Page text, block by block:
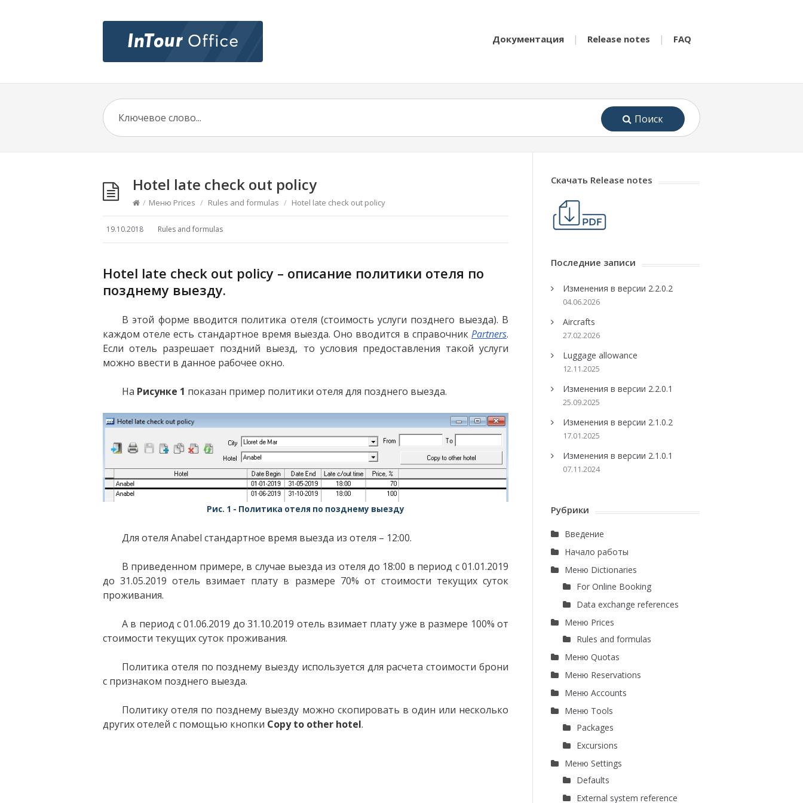
Документация Release notes FAQ
Поиск
Hotel late check out policy
/ Меню Prices / Rules and formulas / Hotel late check out policy
19.10.2018 Rules and formulas
Hotel late check out policy – описание политики отеля по
позднему выезду.
В этой форме вводится политика отеля (стоимость услуги позднего выезда). В
каждом отеле есть стандартное время выезда. Оно вводится в справочник Partners.
Если отель разрешает поздний выезд, то условия предоставления такой услуги
можно ввести в данное рабочее окно.
На Рисунке 1 показан пример политики отеля для позднего выезда.
Политика отеля по позднему выезду
Для отеля Anabel стандартное время выезда из отеля – 12:00.
В приведенном примере, в случае выезда из отеля до 18:00 в период с 01.01.2019
до 31.05.2019 отель взимает плату в размере 70% от стоимости текущих суток
проживания.
А в период с 01.06.2019 до 31.10.2019 отель взимает плату уже в размере 100% от
стоимости текущих суток проживания.
Политика отеля по позднему выезду используется для расчета стоимости брони
с признаком позднего выезда.
Политику отеля по позднему выезду можно скопировать в один или несколько
других отелей с помощью кнопки Copy to other hotel.
Скачать Release notes
Последние записи
Изменения в версии 2.2.0.2
04.06.2026
Aircrafts
27.02.2026
Luggage allowance
12.11.2025
Изменения в версии 2.2.0.1
25.09.2025
Изменения в версии 2.1.0.2
17.01.2025
Изменения в версии 2.1.0.1
07.11.2024
Рубрики
Введение
Начало работы
Меню Dictionaries
For Online Booking
Data exchange references
Меню Prices
Rules and formulas
Меню Quotas
Меню Reservations
Меню Accounts
Меню Tools
Packages
Excursions
Меню Settings
Defaults
External system reference